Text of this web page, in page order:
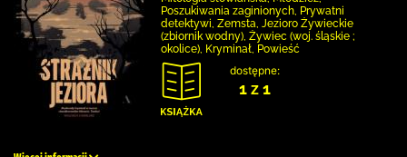
Poszukiwania zaginionych, Prywatni
detektywi, Zemsta, Jezioro Żywieckie
(zbiornik wodny), Żywiec (woj. śląskie ;
okolice), Kryminał, Powieść
dostępne:
1 z 1